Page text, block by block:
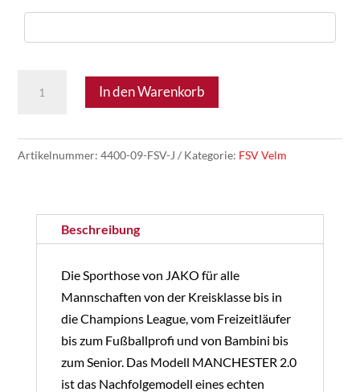
Velm
Jugend
In den Warenkorb
Artikelnummer:4400-09-FSV-J Kategorie: FSV Velm
Beschreibung
Die Sporthose von JAKO für alle
Mannschaften von der Kreisklasse bis in
die Champions League, vom Freizeitläufer
bis zum Fußballprofi und von Bambini bis
zum Senior. Das Modell MANCHESTER 2.0
ist das Nachfolgemodell eines echten